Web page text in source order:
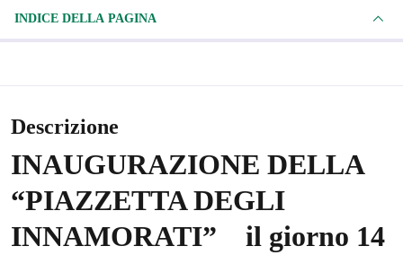
INDICE DELLA PAGINA
Descrizione
INAUGURAZIONE DELLA
“PIAZZETTA DEGLI
INNAMORATI” il giorno 14